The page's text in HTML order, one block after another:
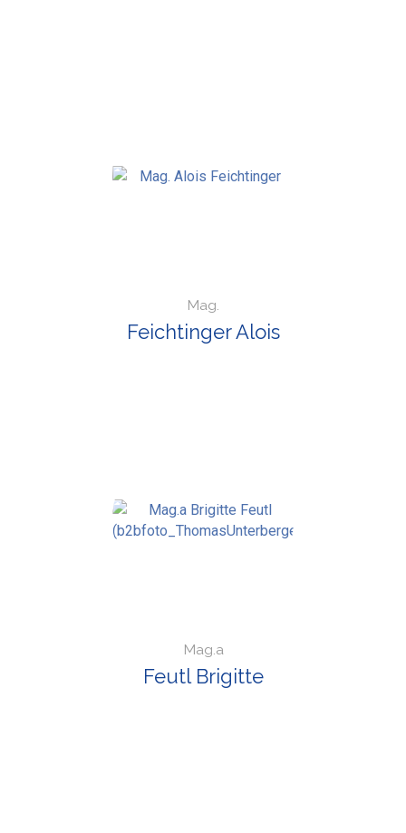
Mag.
Feichtinger Alois
Mag.a
Feutl Brigitte